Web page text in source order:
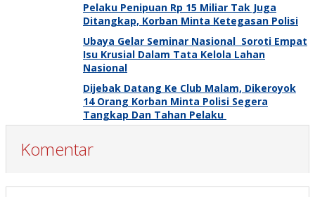
Pelaku Penipuan Rp 15 Miliar Tak Juga
Ditangkap, Korban Minta Ketegasan Polisi
Ubaya Gelar Seminar Nasional Soroti Empat
Isu Krusial Dalam Tata Kelola Lahan
Nasional
Dijebak Datang Ke Club Malam, Dikeroyok
14 Orang Korban Minta Polisi Segera
Tangkap Dan Tahan Pelaku
Komentar